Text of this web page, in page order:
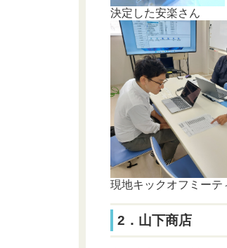
決定した安楽
現地キックオフミーテ
2．山下商店